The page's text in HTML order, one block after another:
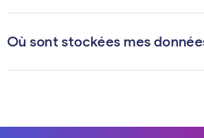
Où sont stockées mes